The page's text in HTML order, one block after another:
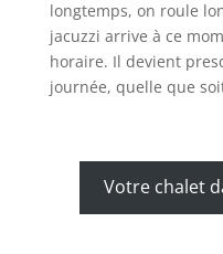
longtemps, on roule
jacuzzi arrive à ce
horaire. Il devient
journée, quelle que
Votre chalet